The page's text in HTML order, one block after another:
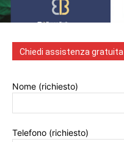
Chiedi assistenza gratuita
Nome (richiesto)
Telefono (richiesto)